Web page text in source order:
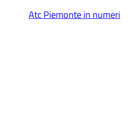
Atc Piemonte in numeri